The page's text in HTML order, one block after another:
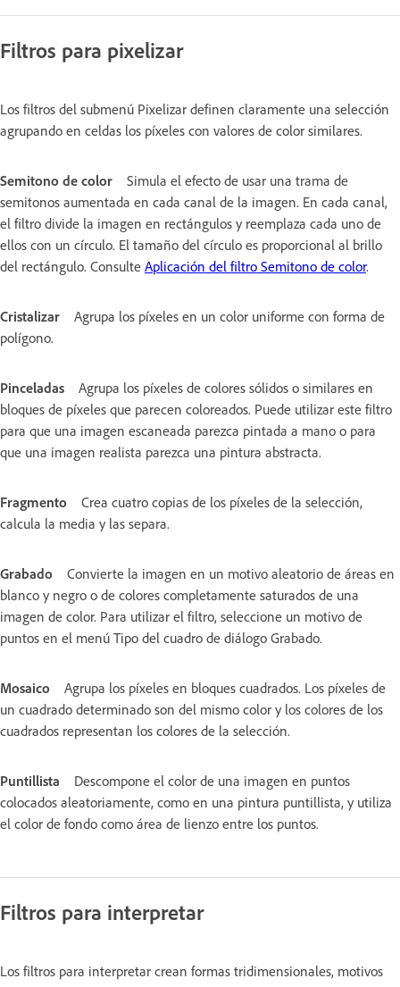
Filtros para pixelizar
Los filtros del submenú Pixelizar definen claramente una selección
agrupando en celdas los píxeles con valores de color similares.
Semitono de color
Simula el efecto de usar una trama de
semitonos aumentada en cada canal de la imagen. En cada canal,
el filtro divide la imagen en rectángulos y reemplaza cada uno de
ellos con un círculo. El tamaño del círculo es proporcional al brillo
del rectángulo. Consulte Aplicación del filtro Semitono de color.
Cristalizar
Agrupa los píxeles en un color uniforme con forma de
polígono.
Pinceladas
Agrupa los píxeles de colores sólidos o similares en
bloques de píxeles que parecen coloreados. Puede utilizar este filtro
para que una imagen escaneada parezca pintada a mano o para
que una imagen realista parezca una pintura abstracta.
Fragmento
Crea cuatro copias de los píxeles de la selección,
calcula la media y las separa.
Grabado
Convierte la imagen en un motivo aleatorio de áreas en
blanco y negro o de colores completamente saturados de una
imagen de color. Para utilizar el filtro, seleccione un motivo de
puntos en el menú Tipo del cuadro de diálogo Grabado.
Mosaico
Agrupa los píxeles en bloques cuadrados. Los píxeles de
un cuadrado determinado son del mismo color y los colores de los
cuadrados representan los colores de la selección.
Puntillista
Descompone el color de una imagen en puntos
colocados aleatoriamente, como en una pintura puntillista, y utiliza
el color de fondo como área de lienzo entre los puntos.
Filtros para interpretar
Los filtros para interpretar crean formas tridimensionales, motivos